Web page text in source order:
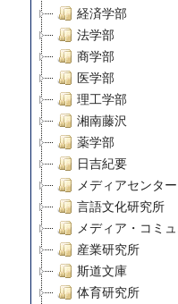
経済学部
法学部
商学部
医学部
理工学部
湘南藤沢
薬学部
日吉紀要
メディアセンター
言語文化研究所
メディア・コミ
産業研究所
斯道文庫
体育研究所